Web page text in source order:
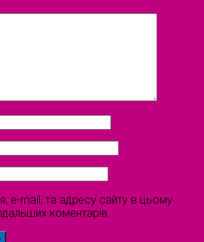
e-mail, та адресу сайту в цьому
коментарів.